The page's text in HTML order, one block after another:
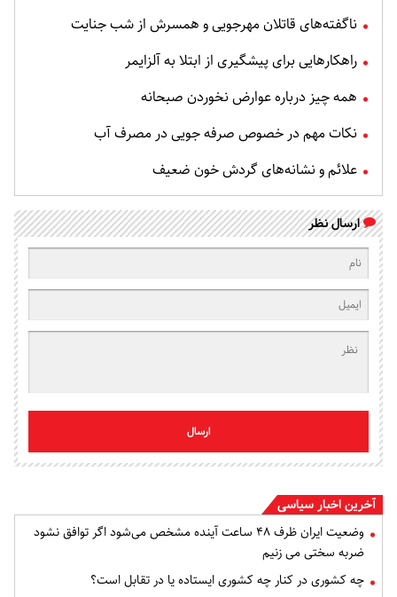
ناگفته‌های قاتلان مهرجویی و همسرش از شب جنایت
راهکارهایی برای پیشگیری از ابتلا به آلزایمر
همه چیز درباره عوارض نخوردن صبحانه
نکات مهم در خصوص صرفه جویی در مصرف آب
علائم و نشانه‌های گردش خون ضعیف
ارسال نظر
ارسال
آخرین اخبار سیاسی
وضعیت ایران ظرف ۴۸ ساعت آینده مشخص می‌شود اگر توافق نشود
ضربه سختی می زنیم
چه کشوری در کنار چه کشوری ایستاده یا در تقابل است؟